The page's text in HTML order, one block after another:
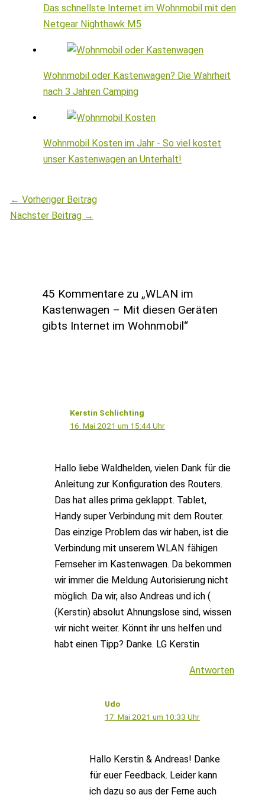
Das schnellste Internet im Wohnmobil mit den
Netgear Nighthawk M5
Wohnmobil oder Kastenwagen? Die Wahrheit
nach 3 Jahren Camping
Wohnmobil Kosten im Jahr - So viel kostet
unser Kastenwagen an Unterhalt!
← Vorheriger Beitrag
Nächster Beitrag →
45 Kommentare zu „WLAN im
Kastenwagen – Mit diesen Geräten
gibts Internet im Wohnmobil“
Kerstin Schlichting
16. Mai 2021 um 15:44 Uhr
Hallo liebe Waldhelden, vielen Dank für die
Anleitung zur Konfiguration des Routers.
Das hat alles prima geklappt. Tablet,
Handy super Verbindung mit dem Router.
Das einzige Problem das wir haben, ist die
Verbindung mit unserem WLAN fähigen
Fernseher im Kastenwagen. Da bekommen
wir immer die Meldung Autorisierung nicht
möglich. Da wir, also Andreas und ich (
(Kerstin) absolut Ahnungslose sind, wissen
wir nicht weiter. Könnt ihr uns helfen und
habt einen Tipp? Danke. LG Kerstin
Antworten
Udo
17. Mai 2021 um 10:33 Uhr
Hallo Kerstin & Andreas! Danke
für euer Feedback. Leider kann
ich dazu so aus der Ferne auch